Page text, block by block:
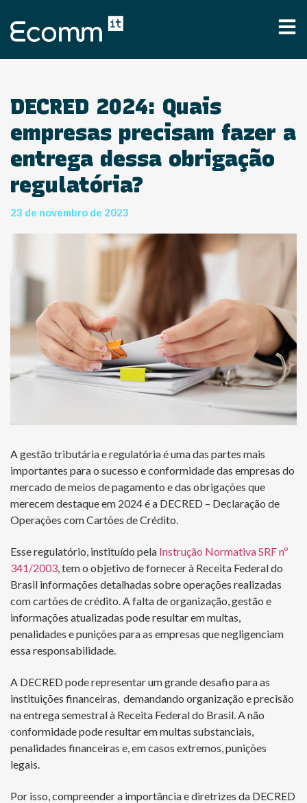
DECRED 2024: Quais
empresas precisam fazer a
entrega dessa obrigação
regulatória?
23 de novembro de 2023
A gestão tributária e regulatória é uma das partes mais
importantes para o sucesso e conformidade das empresas do
mercado de meios de pagamento e das obrigações que
merecem destaque em 2024 é a DECRED – Declaração de
Operações com Cartões de Crédito.
Esse regulatório, instituído pela Instrução Normativa SRF nº
341/2003, tem o objetivo de fornecer à Receita Federal do
Brasil informações detalhadas sobre operações realizadas
com cartões de crédito. A falta de organização, gestão e
informações atualizadas pode resultar em multas,
penalidades e punições para as empresas que negligenciam
essa responsabilidade.
A DECRED pode representar um grande desafio para as
instituições financeiras, demandando organização e precisão
na entrega semestral à Receita Federal do Brasil. A não
conformidade pode resultar em multas substanciais,
penalidades financeiras e, em casos extremos, punições
legais.
Por isso, compreender a importância e diretrizes da DECRED